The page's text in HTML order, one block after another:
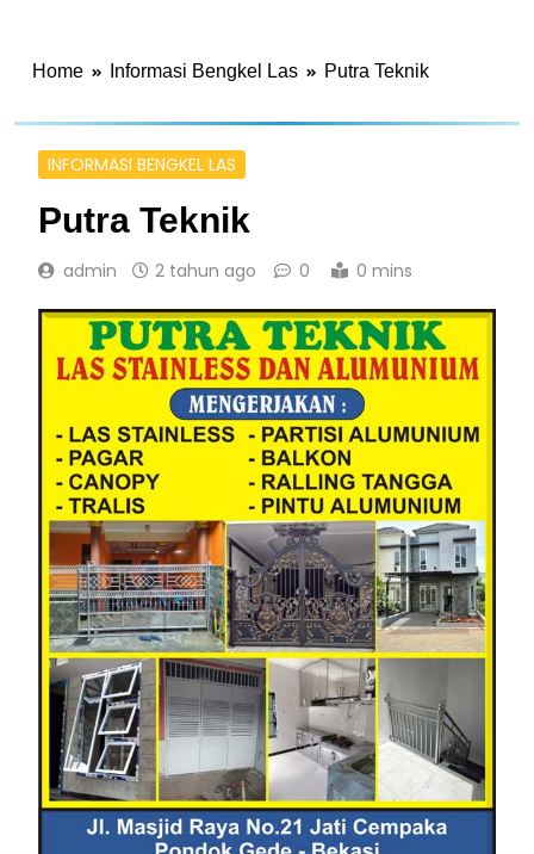
Home Informasi Bengkel Las Putra Teknik
INFORMASI BENGKEL LAS
Putra Teknik
admin 2 tahun ago 0 0 mins